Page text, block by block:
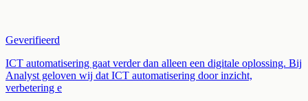
Geverifieerd
ICT automatisering gaat verder dan alleen een digitale oplossing. Bij
Analyst geloven wij dat ICT automatisering door inzicht,
verbetering e